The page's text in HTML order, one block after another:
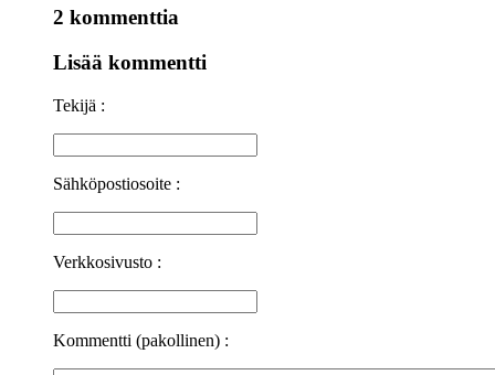
2 kommenttia
Lisää kommentti
Tekijä :
Sähköpostiosoite :
Verkkosivusto :
Kommentti (pakollinen) :